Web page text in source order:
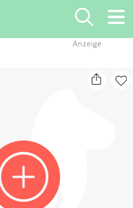
×
Blog
Partner
Kontakt
Anzeige